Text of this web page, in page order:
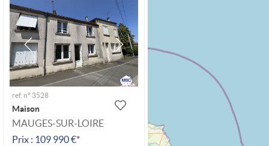
ref. n° 3528
Maison
MAUGES-SUR-LOIRE
Prix : 109 990 €*